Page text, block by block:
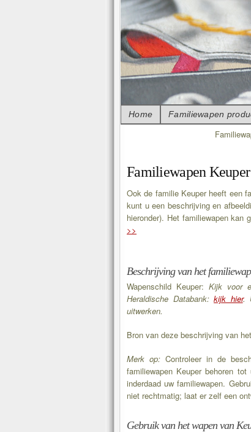
Familiewapen Keuper
Ook de familie Keuper heeft een
kunt u een beschrijving en
hieronder). Het familiewapen kan
>>
Beschrijving van het
Wapenschild Keuper:Kijk voor
Heraldische Databank:kijk hier.
uitwerken.
Bron van deze beschrijving van
Merk op: Controleer in de
familiewapen Keuper behoren
inderdaad uw familiewapen.
niet rechtmatig; laat er zelf een
Gebruik van het wapen van
Home Familiewapen